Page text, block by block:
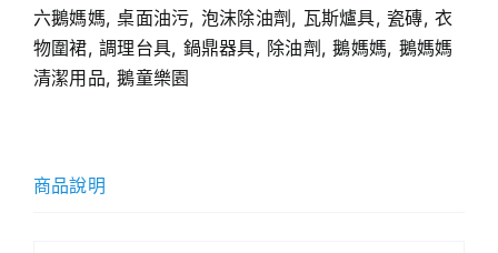
式
強
效
【4000cc】
六鵝媽媽,桌面油污, 泡沫除油劑, 瓦斯爐具,瓷磚,衣
物圍裙,調理台具, 鍋鼎器具, 除油劑,鵝媽媽, 鵝媽媽
清潔用品,鵝童樂園
商品說明